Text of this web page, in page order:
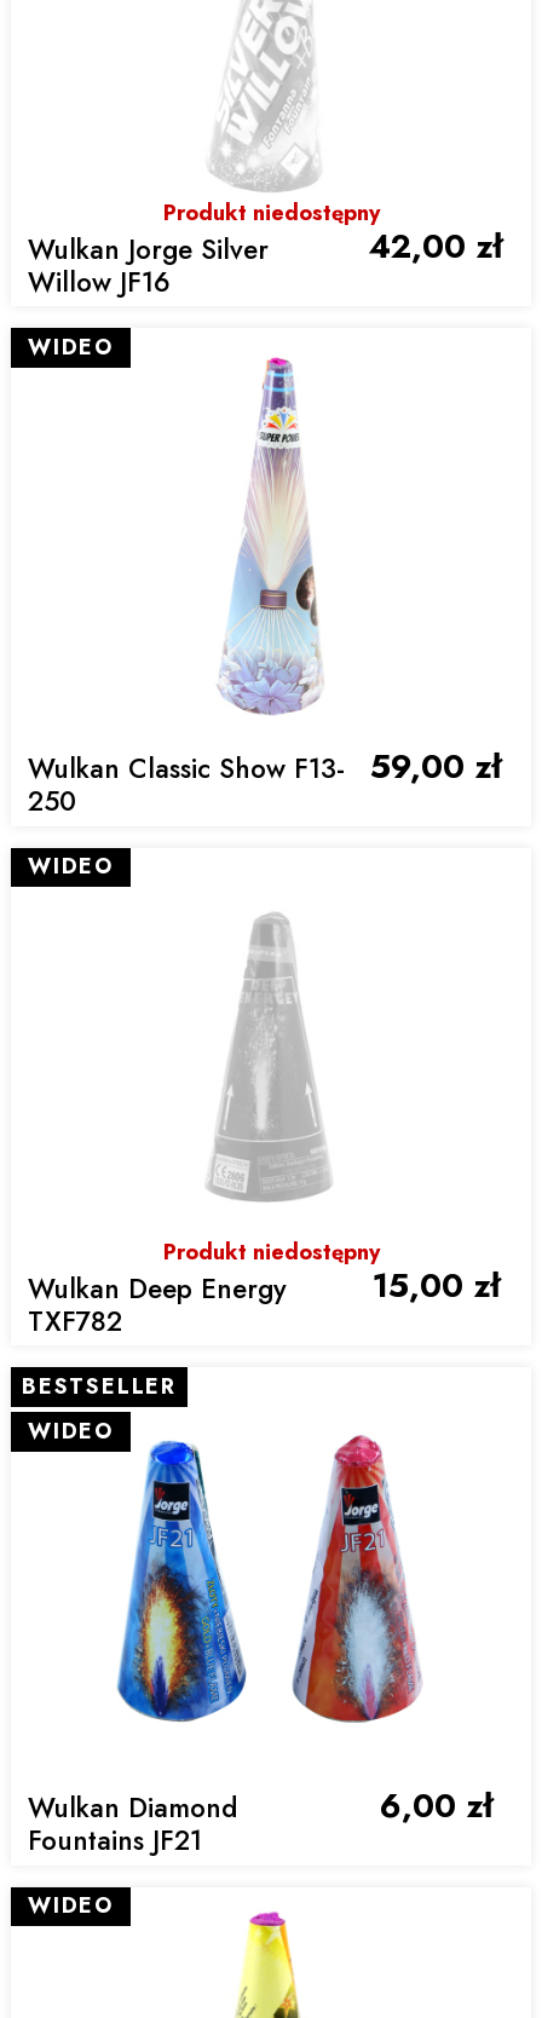
Produkt niedostępny
Wulkan Jorge Silver
Willow JF16
42,00 zł
Wulkan Classic Show F13-
250
59,00 zł
WIDEO
Produkt niedostępny
Wulkan Deep Energy
TXF782
15,00 zł
WIDEO
Wulkan Diamond
Fountains JF21
6,00 zł
BESTSELLER
WIDEO
WIDEO